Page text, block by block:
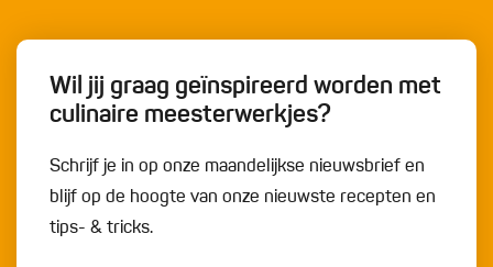
Wil jij graag geïnspireerd worden met
culinaire meesterwerkjes?
Schrijf je in op onze maandelijkse nieuwsbrief en
blijf op de hoogte van onze nieuwste recepten en
tips- & tricks.